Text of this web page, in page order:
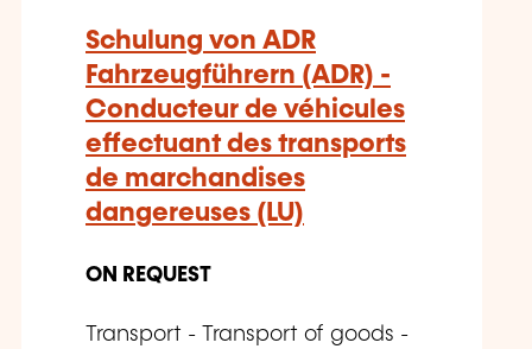
Schulung von ADR
Fahrzeugführern (ADR) -
Conducteur de véhicules
effectuant des transports
de marchandises
dangereuses (LU)
ON REQUEST
Transport - Transport of goods -